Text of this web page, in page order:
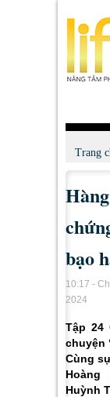
Trang
Xem -
bạo
10:17 -
2024
Tập 24
chuyện
Cùng
Huỳnh